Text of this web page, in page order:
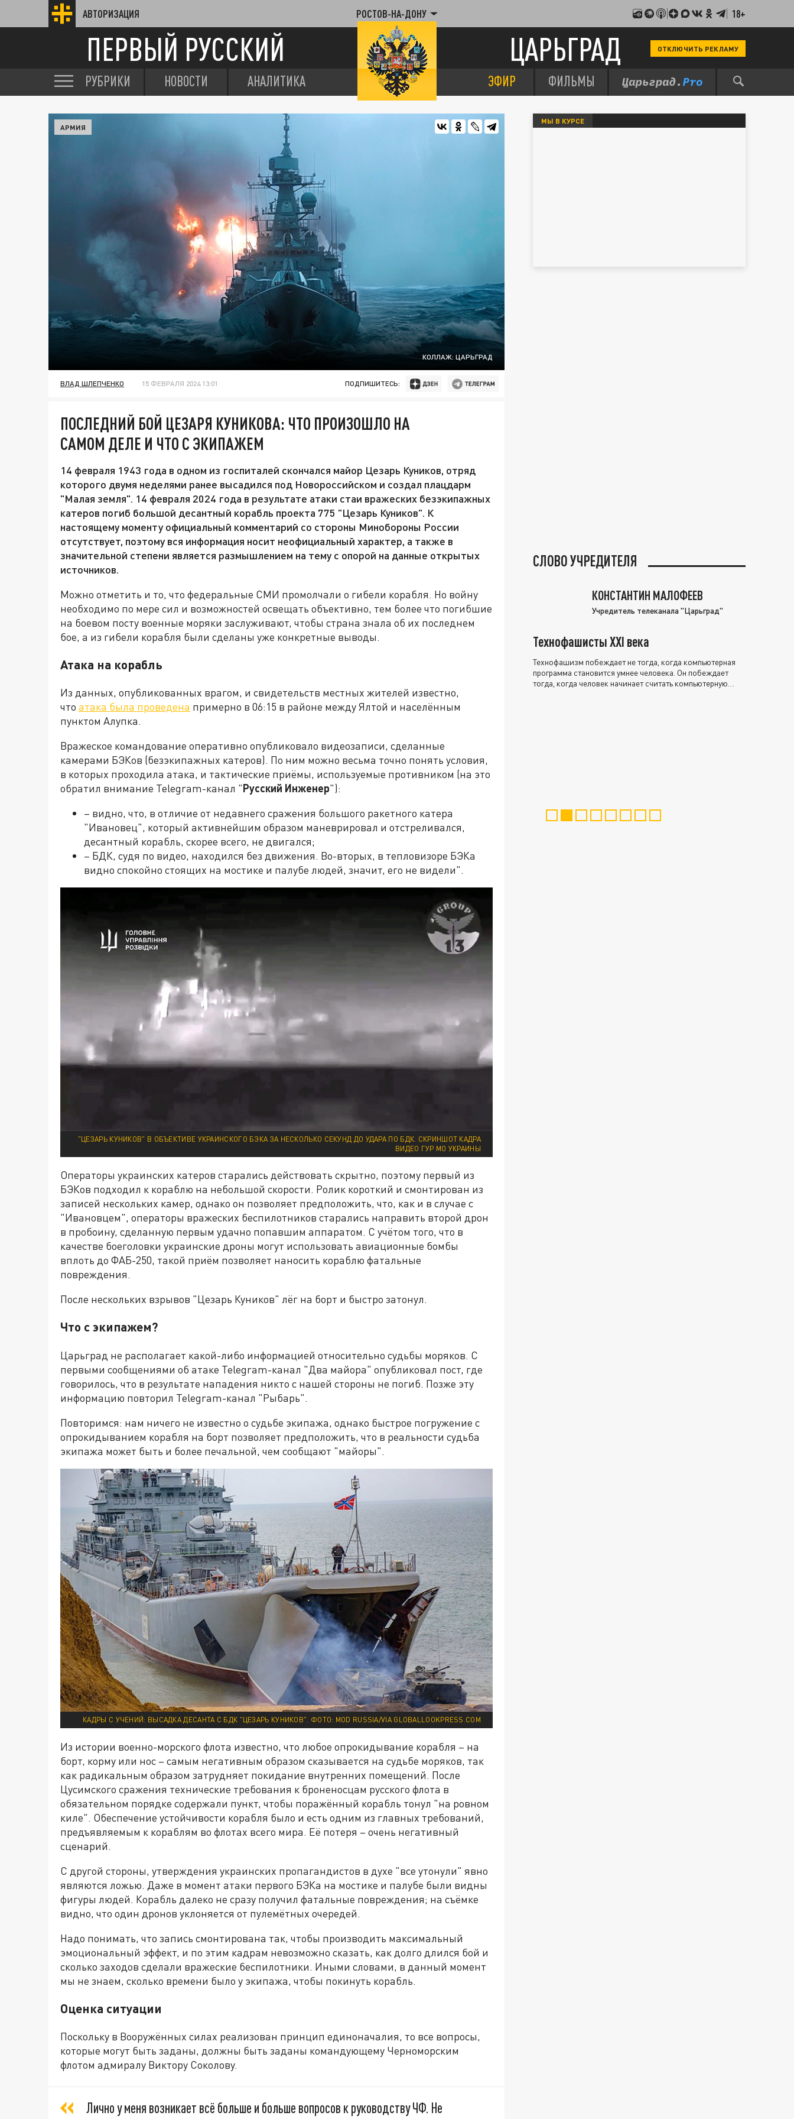
АВТОРИЗАЦИЯ РОСТОВ-НА-ДОНУ 18+
ПЕРВЫЙ РУССКИЙ ЦАРЬГРАД ОТКЛЮЧИТЬ РЕКЛАМУ
РУБРИКИ НОВОСТИ АНАЛИТИКА ЭФИР ФИЛЬМЫ
КОЛЛАЖ: ЦАРЬГРАД
АРМИЯ
ВЛАД ШЛЕПЧЕНКО 15 ФЕВРАЛЯ 2024 13:01 ПОДПИШИТЕСЬ:
ПОСЛЕДНИЙ БОЙ ЦЕЗАРЯ КУНИКОВА: ЧТО ПРОИЗОШЛО НА
САМОМ ДЕЛЕ И ЧТО С ЭКИПАЖЕМ
14 февраля 1943 года в одном из госпиталей скончался майор Цезарь Куников, отряд
которого двумя неделями ранее высадился под Новороссийском и создал плацдарм
"Малая земля". 14 февраля 2024 года в результате атаки стаи вражеских безэкипажных
катеров погиб большой десантный корабль проекта 775 "Цезарь Куников". К
настоящему моменту официальный комментарий со стороны Минобороны России
отсутствует, поэтому вся информация носит неофициальный характер, а также в
значительной степени является размышлением на тему с опорой на данные открытых
источников.
Можно отметить и то, что федеральные СМИ промолчали о гибели корабля. Но войну
необходимо по мере сил и возможностей освещать объективно, тем более что погибшие
на боевом посту военные моряки заслуживают, чтобы страна знала об их последнем
бое, а из гибели корабля были сделаны уже конкретные выводы.
Атака на корабль
Из данных, опубликованных врагом, и свидетельств местных жителей известно,
что атака была проведена примерно в 06:15 в районе между Ялтой и населённым
пунктом Алупка.
Вражеское командование оперативно опубликовало видеозаписи, сделанные
камерами БЭКов (безэкипажных катеров). По ним можно весьма точно понять условия,
в которых проходила атака, и тактические приёмы, используемые противником (на это
обратил внимание Telegram-канал "Русский Инженер"):
– видно, что, в отличие от недавнего сражения большого ракетного катера
"Ивановец", который активнейшим образом маневрировал и отстреливался,
десантный корабль, скорее всего, не двигался;
– БДК, судя по видео, находился без движения. Во-вторых, в тепловизоре БЭКа
видно спокойно стоящих на мостике и палубе людей, значит, его не видели".
"ЦЕЗАРЬ КУНИКОВ" В ОБЪЕКТИВЕ УКРАИНСКОГО БЭКА ЗА НЕСКОЛЬКО СЕКУНД ДО УДАРА ПО БДК. СКРИНШОТ КАДРА
ВИДЕО ГУР МО УКРАИНЫ
Операторы украинских катеров старались действовать скрытно, поэтому первый из
БЭКов подходил к кораблю на небольшой скорости. Ролик короткий и смонтирован из
записей нескольких камер, однако он позволяет предположить, что, как и в случае с
"Ивановцем", операторы вражеских беспилотников старались направить второй дрон
в пробоину, сделанную первым удачно попавшим аппаратом. С учётом того, что в
качестве боеголовки украинские дроны могут использовать авиационные бомбы
вплоть до ФАБ-250, такой приём позволяет наносить кораблю фатальные
повреждения.
После нескольких взрывов "Цезарь Куников" лёг на борт и быстро затонул.
Что с экипажем?
Царьград не располагает какой-либо информацией относительно судьбы моряков. С
первыми сообщениями об атаке Telegram-канал "Два майора" опубликовал пост, где
говорилось, что в результате нападения никто с нашей стороны не погиб. Позже эту
информацию повторил Telegram-канал "Рыбарь".
Повторимся: нам ничего не известно о судьбе экипажа, однако быстрое погружение с
опрокидыванием корабля на борт позволяет предположить, что в реальности судьба
экипажа может быть и более печальной, чем сообщают "майоры".
КАДРЫ С УЧЕНИЙ: ВЫСАДКА ДЕСАНТА С БДК "ЦЕЗАРЬ КУНИКОВ". ФОТО: MOD RUSSIA/VIA GLOBALLOOKPRESS.COM
Из истории военно-морского флота известно, что любое опрокидывание корабля – на
борт, корму или нос – самым негативным образом сказывается на судьбе моряков, так
как радикальным образом затрудняет покидание внутренних помещений. После
Цусимского сражения технические требования к броненосцам русского флота в
обязательном порядке содержали пункт, чтобы поражённый корабль тонул "на ровном
киле". Обеспечение устойчивости корабля было и есть одним из главных требований,
предъявляемым к кораблям во флотах всего мира. Её потеря – очень негативный
сценарий.
С другой стороны, утверждения украинских пропагандистов в духе "все утонули" явно
являются ложью. Даже в момент атаки первого БЭКа на мостике и палубе были видны
фигуры людей. Корабль далеко не сразу получил фатальные повреждения; на съёмке
видно, что один дронов уклоняется от пулемётных очередей.
Надо понимать, что запись смонтирована так, чтобы производить максимальный
эмоциональный эффект, и по этим кадрам невозможно сказать, как долго длился бой и
сколько заходов сделали вражеские беспилотники. Иными словами, в данный момент
мы не знаем, сколько времени было у экипажа, чтобы покинуть корабль.
Оценка ситуации
Поскольку в Вооружённых силах реализован принцип единоначалия, то все вопросы,
которые могут быть заданы, должны быть заданы командующему Черноморским
флотом адмиралу Виктору Соколову.
Лично у меня возникает всё больше и больше вопросов к руководству ЧФ. Не
МЫ В КУРСЕ
СЛОВО УЧРЕДИТЕЛЯ
КОНСТАНТИН МАЛОФЕЕВ
Учредитель телеканала "Царьград"
Технофашисты XXI века
Технофашизм побеждает не тогда, когда компьютерная
программа становится умнее человека. Он побеждает
тогда, когда человек начинает считать компьютерную